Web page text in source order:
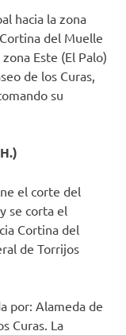
hacia la zona
del Muelle
Este (El Palo)
de los Curas,
su
el corte del
se corta el
Cortina del
de Torrijos
por: Alameda de
Curas. La